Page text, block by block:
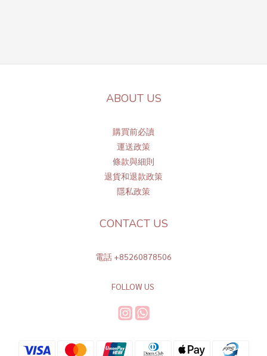
ABOUT US
購買前必讀
運送政策
條款與細則
退貨和退款政策
隱私政策
CONTACT US
電話 +85260878506
FOLLOW US